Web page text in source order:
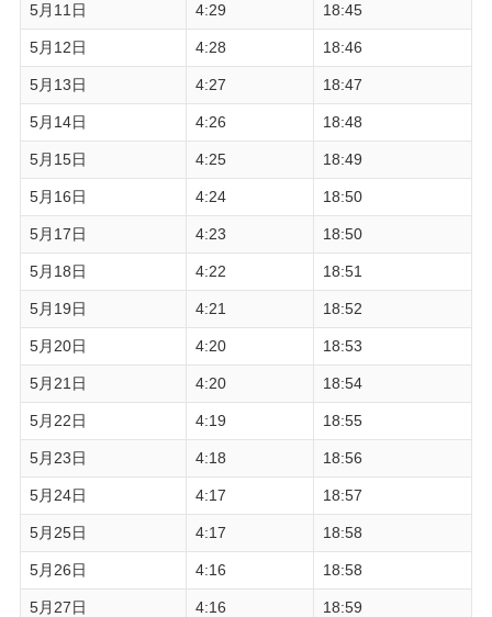
5月11日 4:29 18:45
5月12日 4:28 18:46
5月13日 4:27 18:47
5月14日 4:26 18:48
5月15日 4:25 18:49
5月16日 4:24 18:50
5月17日 4:23 18:50
5月18日 4:22 18:51
5月19日 4:21 18:52
5月20日 4:20 18:53
5月21日 4:20 18:54
5月22日 4:19 18:55
5月23日 4:18 18:56
5月24日 4:17 18:57
5月25日 4:17 18:58
5月26日 4:16 18:58
5月27日 4:16 18:59